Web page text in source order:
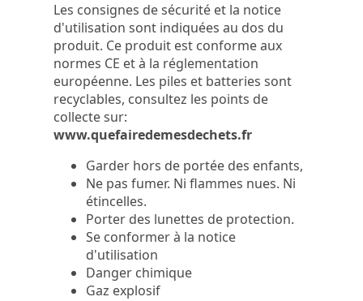
Les consignes de sécurité et la notice
d'utilisation sont indiquées au dos du
produit. Ce produit est conforme aux
normes CE et à la réglementation
européenne. Les piles et batteries sont
recyclables, consultez les points de
collecte sur:
www.quefairedemesdechets.fr
Garder hors de portée des enfants,
Ne pas fumer. Ni flammes nues. Ni
étincelles.
Porter des lunettes de protection.
Se conformer à la notice
d'utilisation
Danger chimique
Gaz explosif